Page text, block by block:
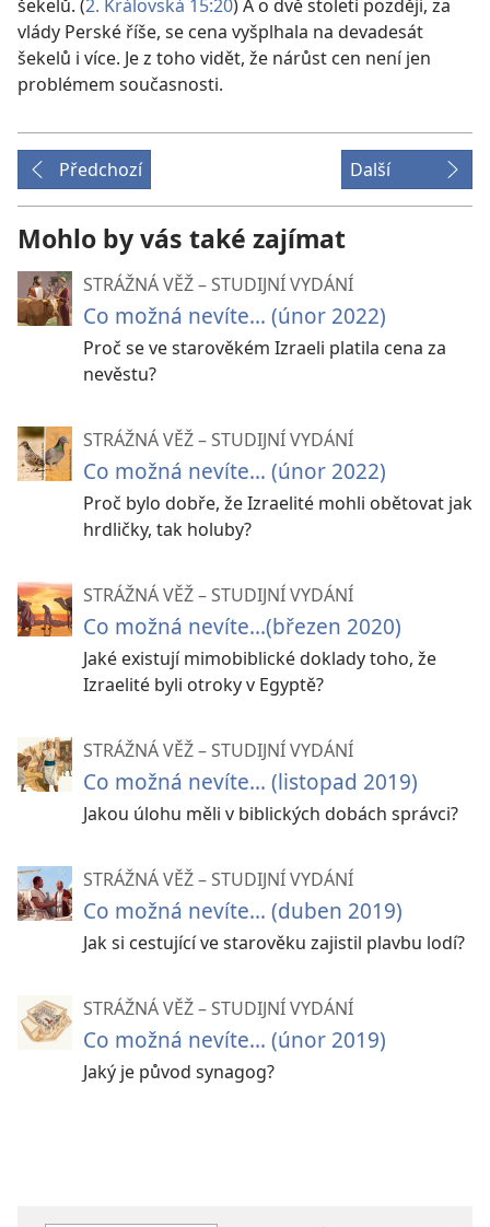
šekelů. (2. Královská 15:20) A o dvě století později, za
vlády Perské říše, se cena vyšplhala na devadesát
šekelů i více. Je z toho vidět, že nárůst cen není jen
problémem současnosti.
Předchozí Další
Mohlo by vás také zajímat
STRÁŽNÁ VĚŽ – STUDIJNÍ VYDÁNÍ
Co možná nevíte... (únor 2022)
Proč se ve starověkém Izraeli platila cena za
nevěstu?
STRÁŽNÁ VĚŽ – STUDIJNÍ VYDÁNÍ
Co možná nevíte… (únor 2022)
Proč bylo dobře, že Izraelité mohli obětovat jak
hrdličky, tak holuby?
STRÁŽNÁ VĚŽ – STUDIJNÍ VYDÁNÍ
Co možná nevíte...(březen 2020)
Jaké existují mimobiblické doklady toho, že
Izraelité byli otroky v Egyptě?
STRÁŽNÁ VĚŽ – STUDIJNÍ VYDÁNÍ
Co možná nevíte... (listopad 2019)
Jakou úlohu měli v biblických dobách správci?
STRÁŽNÁ VĚŽ – STUDIJNÍ VYDÁNÍ
Co možná nevíte... (duben 2019)
Jak si cestující ve starověku zajistil plavbu lodí?
STRÁŽNÁ VĚŽ – STUDIJNÍ VYDÁNÍ
Co možná nevíte... (únor 2019)
Jaký je původ synagog?